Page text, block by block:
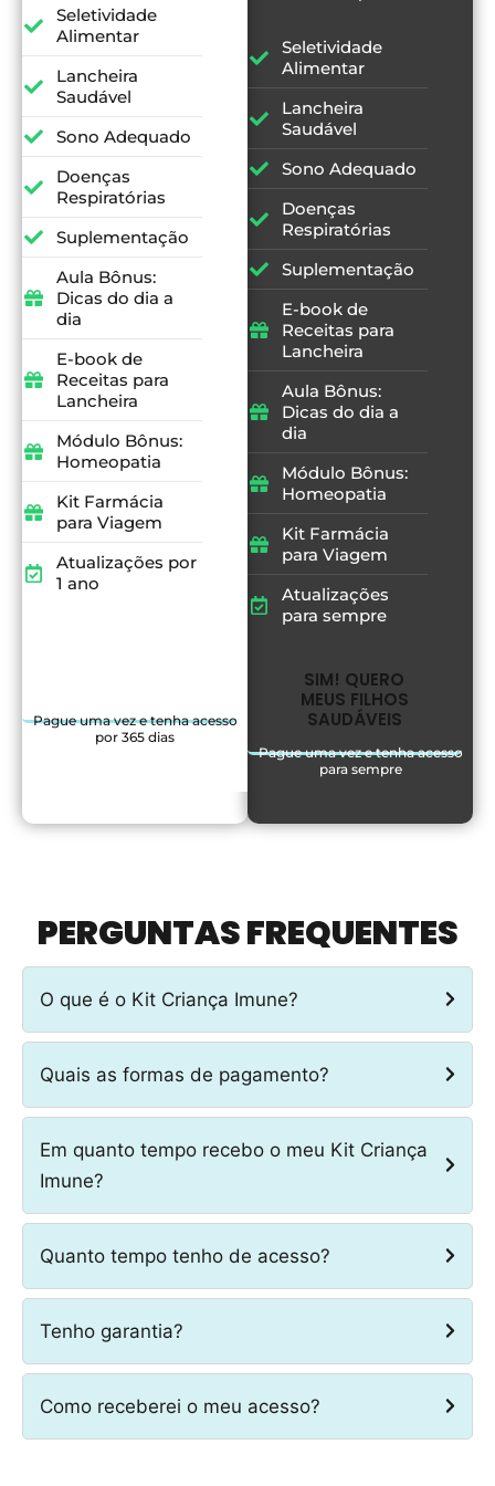
Seletividade
Alimentar
Lancheira
Saudável
Sono Adequado
Doenças
Respiratórias
Suplementação
Aula Bônus:
Dicas do dia a
dia
E-book de
Receitas para
Lancheira
Módulo Bônus:
Homeopatia
Kit Farmácia
para Viagem
Atualizações por
1 ano
Pague uma vez e tenha acesso
por 365 dias​
Seletividade
Alimentar
Lancheira
Saudável
Sono Adequado
Doenças
Respiratórias
Suplementação
E-book de
Receitas para
Lancheira
Aula Bônus:
Dicas do dia a
dia
Módulo Bônus:
Homeopatia​
Kit Farmácia
para Viagem
Atualizações
para sempre
SIM! QUERO
MEUS FILHOS
SAUDÁVEIS
Pague uma vez e tenha acesso
para sempre
PERGUNTAS FREQUENTES
O que é o Kit Criança Imune?
Quais as formas de pagamento?
Em quanto tempo recebo o meu Kit Criança
Imune?
Quanto tempo tenho de acesso?
Tenho garantia?
Como receberei o meu acesso?